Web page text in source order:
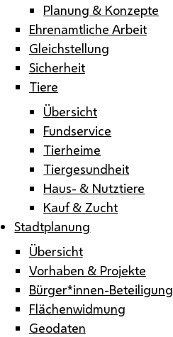
Planung & Konzepte
Ehrenamtliche Arbeit
Gleichstellung
Sicherheit
Tiere
Übersicht
Fundservice
Tierheime
Tiergesundheit
Haus- & Nutztiere
Kauf & Zucht
Stadtplanung
Übersicht
Vorhaben & Projekte
Bürger*innen-Beteiligung
Flächenwidmung
Geodaten